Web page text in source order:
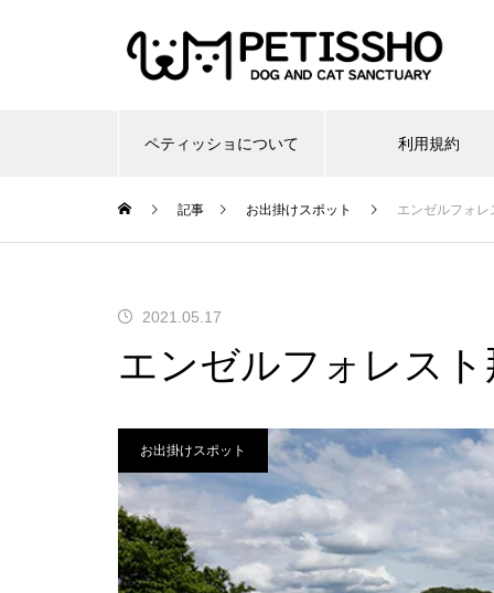
ペティッショについて 利用規約
記事 お出掛けスポット エンゼルフォ
2021.05.17
エンゼルフォレス
お出掛けスポット